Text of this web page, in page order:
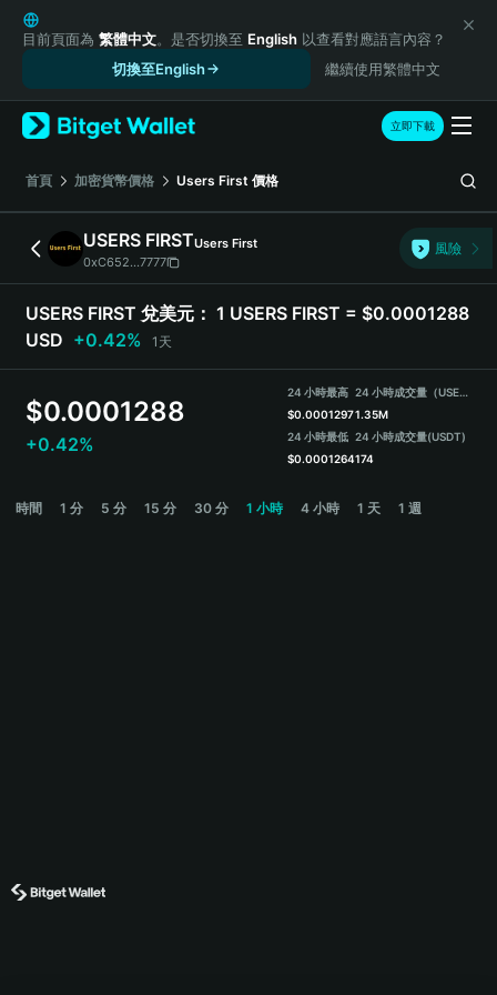
English
日本語
Русский
Español (Latinoamérica)
Türkçe
Italiano
简体中文
繁體中文
Português (Portugal)
Bahasa Indonesia
Español
目前頁面為 繁體中文。是否切換至 English 以查看對應語言內容？
切換至English
繼續使用繁體中文
立即下載
首頁 加密貨幣價格 Users First 價格
USERS FIRSTUsers First
0xC652...7777
風險
USERS FIRST 兌美元： 1 USERS FIRST = $0.0001288
USD +0.42% 1天
$0.0001288
+0.42%
24 小時最高
$0.0001297
24 小時最低
$0.0001264
24 小時成交量（USERS FIRST）
1.35M
24 小時成交量(USDT)
174
時間 1 分 5 分 15 分 30 分 1 小時 4 小時 1 天 1 週